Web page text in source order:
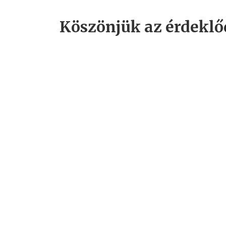
Köszönjük az